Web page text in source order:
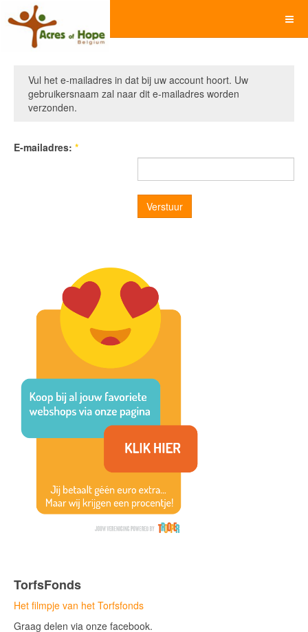
Vul het e-mailadres in dat bij uw account hoort. Uw
gebruikersnaam zal naar dit e-mailadres worden
verzonden.
E-mailadres: *
Verstuur
TorfsFonds
Het filmpje van het Torfsfonds
Graag delen via onze facebook.